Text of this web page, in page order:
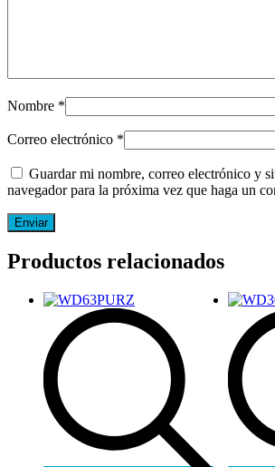
Nombre *
Correo electrónico *
Guardar mi nombre, correo electrónico y
navegador para la próxima vez que haga un
Productos relacionados